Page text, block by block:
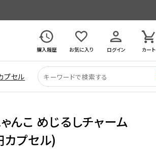
購入履歴 お気に入り ログイン カート
プセル
んこ めじるしチャーム
プセル)